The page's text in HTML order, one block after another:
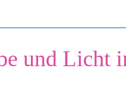
und Licht